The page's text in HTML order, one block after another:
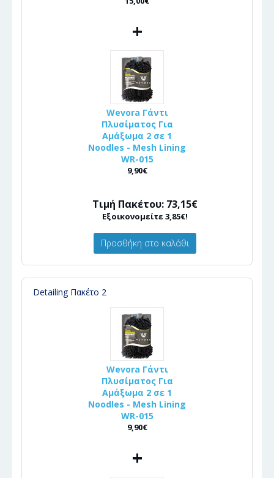
+
Wevora Γάντι
Πλυσίματος Για
Αμάξωμα 2 σε 1
Noodles - Mesh Lining
WR-015
9,90€
Τιμή Πακέτου: 73,15€
Εξοικονομείτε 3,85€!
Προσθήκη στο καλάθι
Detailing Πακέτο 2
Wevora Γάντι
Πλυσίματος Για
Αμάξωμα 2 σε 1
Noodles - Mesh Lining
WR-015
9,90€
+